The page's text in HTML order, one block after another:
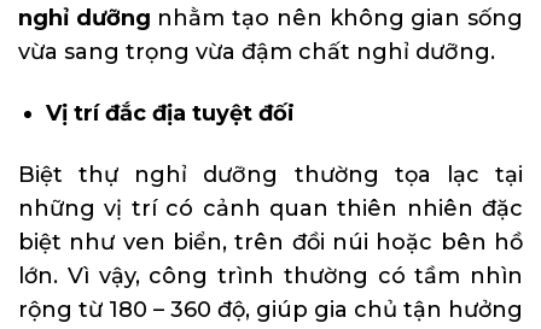
nghỉ dưỡng nhằm tạo nên không gian sống
vừa sang trọng vừa đậm chất nghỉ dưỡng.
Vị trí đắc địa tuyệt đối
Biệt thự nghỉ dưỡng thường tọa lạc tại
những vị trí có cảnh quan thiên nhiên đặc
biệt như ven biển, trên đồi núi hoặc bên hồ
lớn. Vì vậy, công trình thường có tầm nhìn
rộng từ 180 – 360 độ, giúp gia chủ tận hưởng